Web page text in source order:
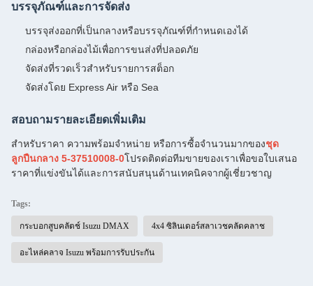
บรรจุภัณฑ์และการจัดส่ง
บรรจุส่งออกที่เป็นกลางหรือบรรจุภัณฑ์ที่กำหนดเองได้
กล่องหรือกล่องไม้เพื่อการขนส่งที่ปลอดภัย
จัดส่งที่รวดเร็วสำหรับรายการสต็อก
จัดส่งโดย Express Air หรือ Sea
สอบถามรายละเอียดเพิ่มเติม
สำหรับราคา ความพร้อมจำหน่าย หรือการซื้อจำนวนมากของชุด
ลูกปืนกลาง 5-37510008-0โปรดติดต่อทีมขายของเราเพื่อขอใบเสนอ
ราคาที่แข่งขันได้และการสนับสนุนด้านเทคนิคจากผู้เชี่ยวชาญ
Tags:
กระบอกสูบคลัตช์ Isuzu DMAX 4x4 ซิลินเดอร์สลาเวชคลัดคลาช
อะไหล่คลาจ Isuzu พร้อมการรับประกัน